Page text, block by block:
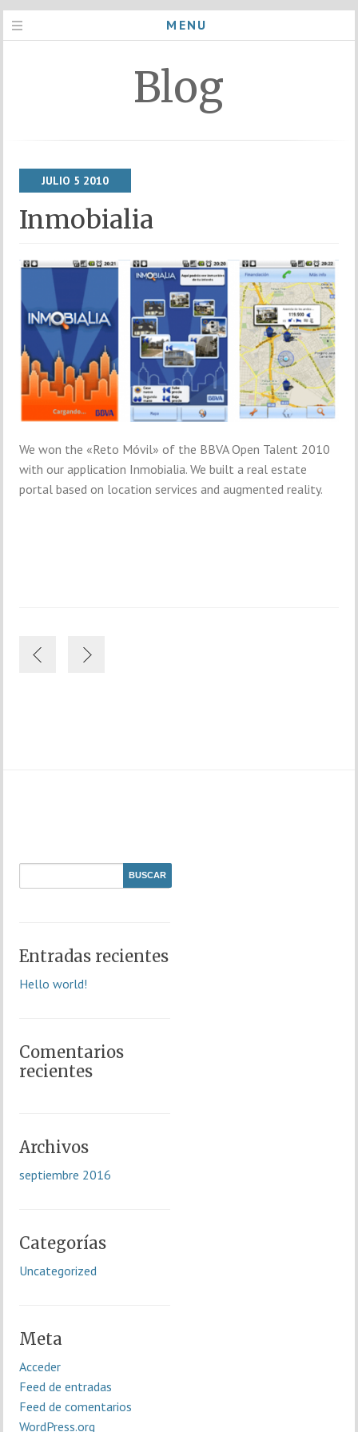
MENU
Blog
JULIO 5 2010
Inmobialia
We won the «Reto Móvil» of the BBVA Open Talent 2010
with our application Inmobialia. We built a real estate
portal based on location services and augmented reality.
Entradas recientes
Hello world!
Comentarios
recientes
Archivos
septiembre 2016
Categorías
Uncategorized
Meta
Acceder
Feed de entradas
Feed de comentarios
WordPress.org